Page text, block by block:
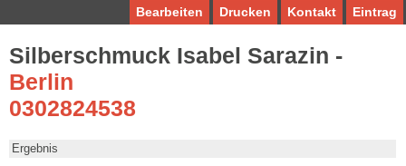
Eintrag
Kontakt
Drucken
Bearbeiten
Silberschmuck Isabel Sarazin -
Berlin
0302824538
Ergebnis